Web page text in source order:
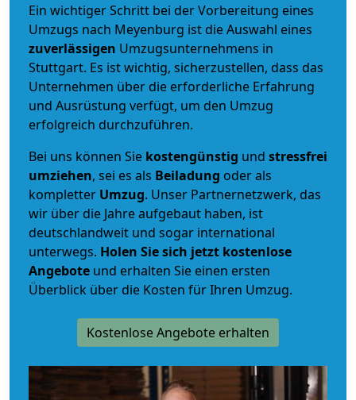
Ein wichtiger Schritt bei der Vorbereitung eines
Umzugs nach Meyenburg ist die Auswahl eines
zuverlässigen Umzugsunternehmens in
Stuttgart. Es ist wichtig, sicherzustellen, dass das
Unternehmen über die erforderliche Erfahrung
und Ausrüstung verfügt, um den Umzug
erfolgreich durchzuführen.
Bei uns können Sie kostengünstig und stressfrei
umziehen, sei es als Beiladung oder als
kompletter Umzug. Unser Partnernetzwerk, das
wir über die Jahre aufgebaut haben, ist
deutschlandweit und sogar international
unterwegs. Holen Sie sich jetzt kostenlose
Angebote und erhalten Sie einen ersten
Überblick über die Kosten für Ihren Umzug.
Kostenlose Angebote erhalten